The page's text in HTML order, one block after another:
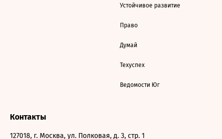
Устойчивое развитие
Право
Думай
Техуспех
Ведомости Юг
Контакты
127018, г. Москва, ул. Полковая, д. 3, стр. 1